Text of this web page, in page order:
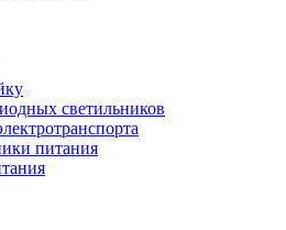
светильников
питания